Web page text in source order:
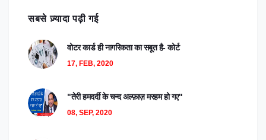
सबसे ज़्यादा पढ़ी गई
वोटर कार्ड ही नागरिकता का सबूत है- कोर्ट
17, FEB, 2020
"तेरी हमदर्दी के चन्द अल्फ़ाज़ मरहम हो गए"
08, SEP, 2020